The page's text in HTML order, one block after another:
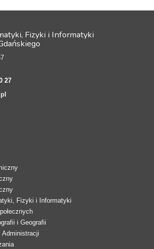
Fizyki i Informatyki
27
Fizyki i Informatyki
i Geografii
Administracji